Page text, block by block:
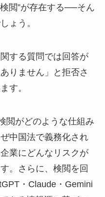
閲”が存在する──そん
ょう。
する質問では回答が
りません」と拒否さ
す。
閲がどのような仕組み
中国法で義務化され
業にどんなリスクが
。さらに、検閲を回
・Claude・Gemini